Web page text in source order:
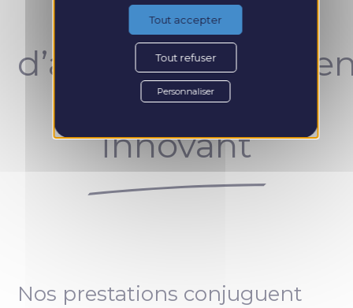
Un concept
unique et
innovant
Nos prestations conjuguent
Tout accepter
Tout refuser
Personnaliser